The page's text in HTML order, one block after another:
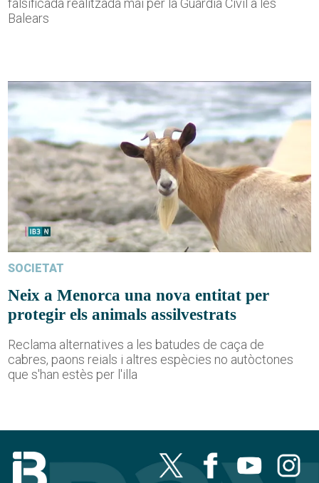
falsificada realitzada mai per la Guàrdia Civil a les
Balears
SOCIETAT
Neix a Menorca una nova entitat per
protegir els animals assilvestrats
Reclama alternatives a les batudes de caça de
cabres, paons reials i altres espècies no autòctones
que s'han estès per l'illa